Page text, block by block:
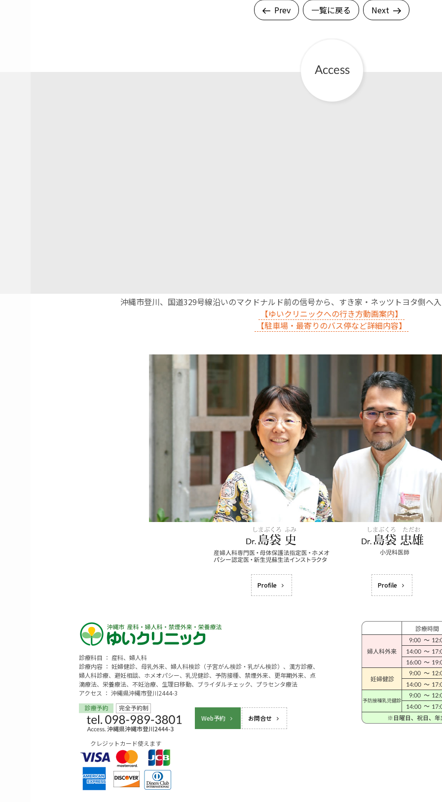
Prev 一覧に戻る Next
沖縄市登川、国道329号線沿いのマクドナルド前の信号から、すき家・ネッツトヨタ側へ入
【ゆいクリニックへの行き方動画案内】
【駐車場・最寄りのバス停など詳細内容】
Profile Profile
診療科目 ： 産科、婦人科
診療内容 ： 妊婦健診、母乳外来、婦人科検診（子宮がん検診・乳がん検診）、漢方診療、
婦人科診療、避妊相談、ホメオパシー、乳児健診、予防接種、禁煙外来、更年期外来、点
滴療法、栄養療法、不妊治療、生理日移動、ブライダルチェック、プラセンタ療法
アクセス ： 沖縄県沖縄市登川2444-3
Web予約 お問合せ
クレジットカード使えます